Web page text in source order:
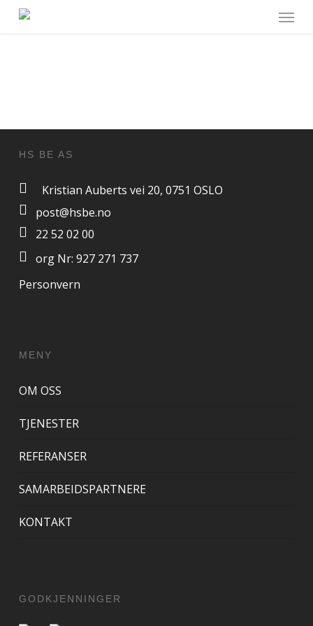
Skip
Menu
HS BE AS
Kristian Auberts vei 20, 0751 OSLO
post@hsbe.no
22 52 02 00
org Nr: 927 271 737
Personvern
MENY
OM OSS
TJENESTER
REFERANSER
SAMARBEIDSPARTNERE
KONTAKT
GODKJENNINGER